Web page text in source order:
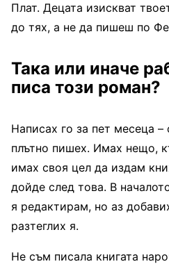
Плат. Децата изискват
до тях, а не да пишеш по
Така или иначе
писа този роман?
Написах го за пет месеца –
плътно пишех. Имах нещо,
имах своя цел да издам
дойде след това. В
я редактирам, но аз
разтеглих я.
Не съм писала книгата